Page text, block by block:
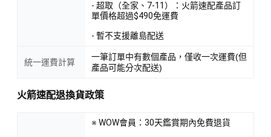
- 超取（全家、7-11）：火箭速配產品訂
單價格超過$490免運費
- 暫不支援離島配送
統一運費計算
一筆訂單中有數個產品，僅收一次運費(但
產品可能分次配送)
火箭速配退換貨政策
※ WOW會員：30天鑑賞期內免費退貨